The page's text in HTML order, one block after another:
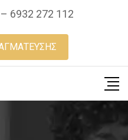
6932 272 112